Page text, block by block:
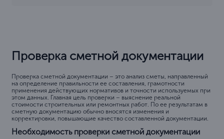
Проверка сметной документации
Проверка сметной документации – это анализ сметы, направленный
на определение правильности ее составления, грамотности
применения действующих нормативов и точности используемых при
этом данных. Главная цель проверки – выяснение реальной
стоимости строительных или ремонтных работ. По ее результатам в
сметную документацию обычно вносятся изменения и
корректировки, повышающие качество составленной документации.
Необходимость проверки сметной документации